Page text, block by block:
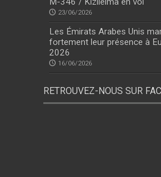
23/06/2026
Les Émirats Arabes Unis
fortement leur présence à
2026
16/06/2026
RETROUVEZ-NOUS SUR